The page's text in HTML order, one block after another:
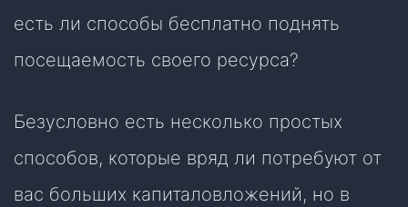
есть ли способы бесплатно поднять
посещаемость своего ресурса?
Безусловно есть несколько простых
способов, которые вряд ли потребуют от
вас больших капиталовложений, но в